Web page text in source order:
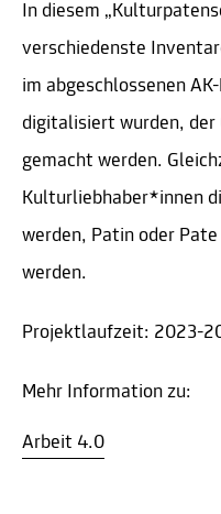
In diesem
verschiedenste
im abgeschlossenen
digitalisiert wurden,
gemacht werden.
Kulturliebhaber*innen
werden, Patin oder
werden.
Projektlaufzeit: 2023-
Mehr Information zu:
Arbeit 4.0